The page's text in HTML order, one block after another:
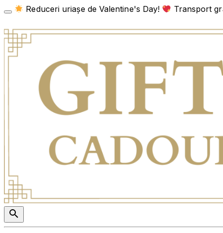
Skip
content
Reduceri uriașe de Valentine's Day! Transport